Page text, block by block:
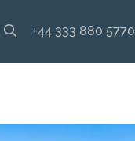
+44 333 880 5770